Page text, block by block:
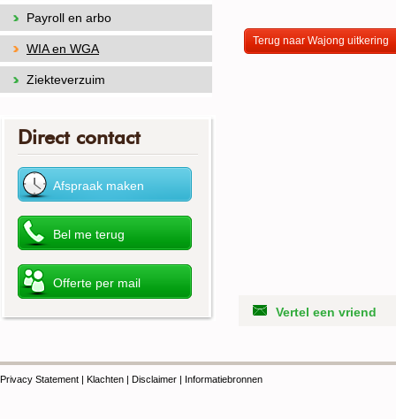
Terug naar Wajong uitkering
Vertel een vriend
Payroll en arbo
WIA en WGA
Ziekteverzuim
Direct contact
Privacy Statement | Klachten | Disclaimer | Informatiebronnen